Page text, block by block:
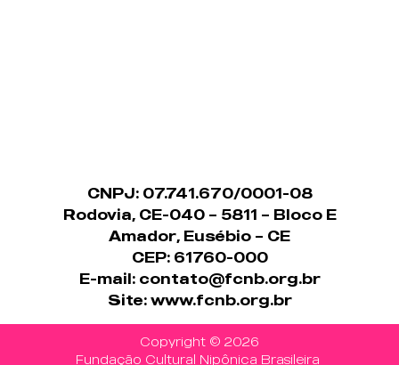
CNPJ: 07.741.670/0001-08
Rodovia, CE-040 – 5811 – Bloco E
Amador, Eusébio – CE
CEP: 61760-000
E-mail: contato@fcnb.org.br
Site: www.fcnb.org.br
Copyright © 2026
Fundação Cultural Nipônica Brasileira